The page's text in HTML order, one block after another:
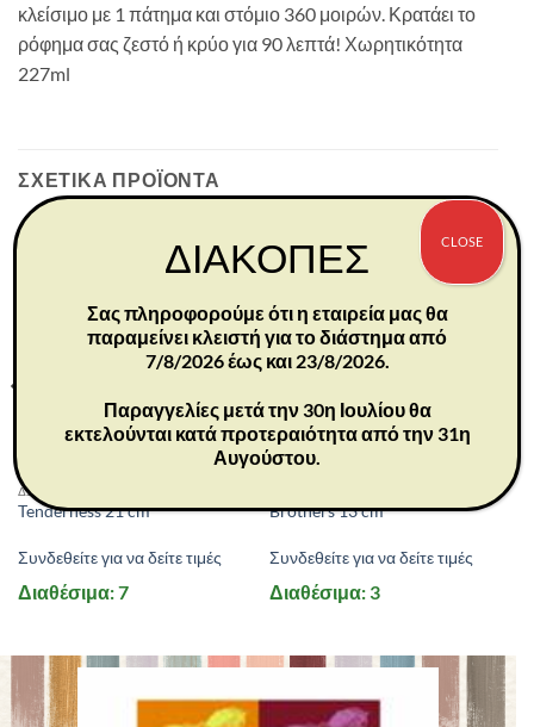
κλείσιμο με 1 πάτημα και στόμιο 360 μοιρών. Κρατάει το
ρόφημα σας ζεστό ή κρύο για 90 λεπτά! Χωρητικότητα
227ml
ΣΧΕΤΙΚΆ ΠΡΟΪΌΝΤΑ
26073
ΔΩΡΑ
Tenderness 21 cm
Συνδεθείτε για να δείτε τιμές
Διαθέσιμα: 7
26056
Brothers 13 cm
Συνδεθείτε για να δείτε τιμές
Διαθέσιμα: 3
ΔΙΑΚΟΠΕΣ
Σας πληροφορούμε ότι η εταιρεία μας θα
παραμείνει κλειστή για το διάστημα από
7/8/2026 έως και 23/8/2026.
Παραγγελίες μετά την 30η Ιουλίου θα
εκτελούνται κατά προτεραιότητα από την 31η
Αυγούστου.
CLOSE